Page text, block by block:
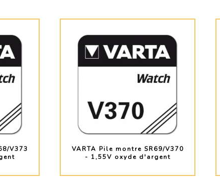
V373
VARTA Pile montre SR69/V370
- 1,55V oxyde d'argent